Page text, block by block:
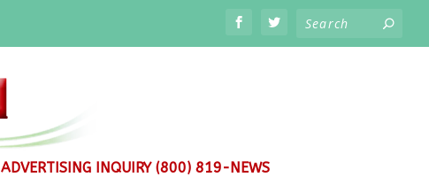
ADVERTISING INQUIRY (800) 819-NEWS